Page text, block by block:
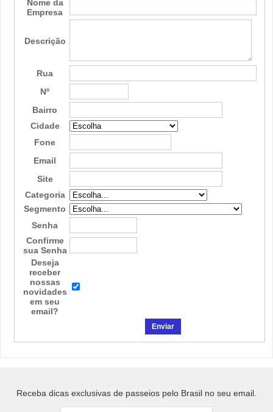
Nome da
Empresa
Descrição
Rua
Nº
Bairro
Cidade
Fone
Email
Site
Categoria
Segmento
Senha
Confirme
sua Senha
Deseja
receber
nossas
novidades
em seu
email?
Receba dicas exclusivas de passeios pelo Brasil no seu email.